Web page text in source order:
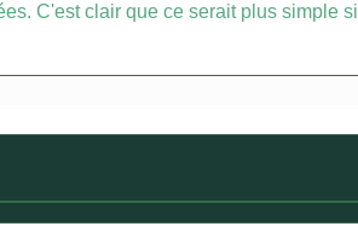
C'est clair que ce serait plus simple si